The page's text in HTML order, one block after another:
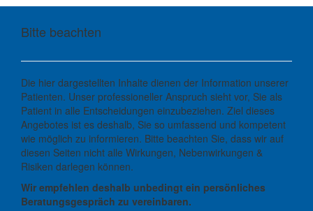
Bitte beachten
Die hier dargestellten Inhalte dienen der Information unserer
Patienten. Unser professioneller Anspruch sieht vor, Sie als
Patient in alle Entscheidungen einzubeziehen. Ziel dieses
Angebotes ist es deshalb, Sie so umfassend und kompetent
wie möglich zu informieren. Bitte beachten Sie, dass wir auf
diesen Seiten nicht alle Wirkungen, Nebenwirkungen &
Risiken darlegen können.
Wir empfehlen deshalb unbedingt ein persönliches
Beratungsgespräch zu vereinbaren.